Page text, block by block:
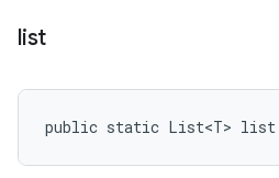
list
public static List<T>